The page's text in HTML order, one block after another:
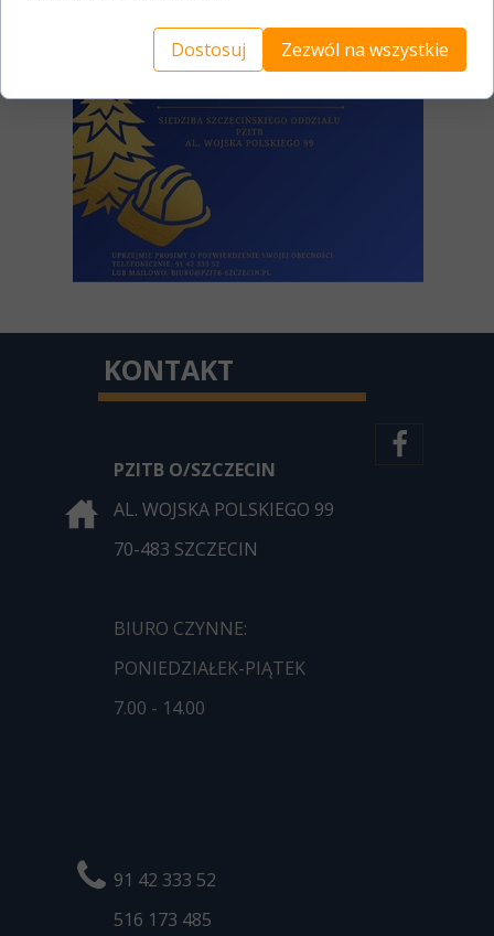
KONTAKT
PZITB O/SZCZECIN
AL. WOJSKA POLSKIEGO 99
70-483 SZCZECIN
BIURO CZYNNE:
PONIEDZIAŁEK-PIĄTEK
7.00 - 14.00
91 42 333 52
516 173 485
Dostosuj Zezwól na wszystkie